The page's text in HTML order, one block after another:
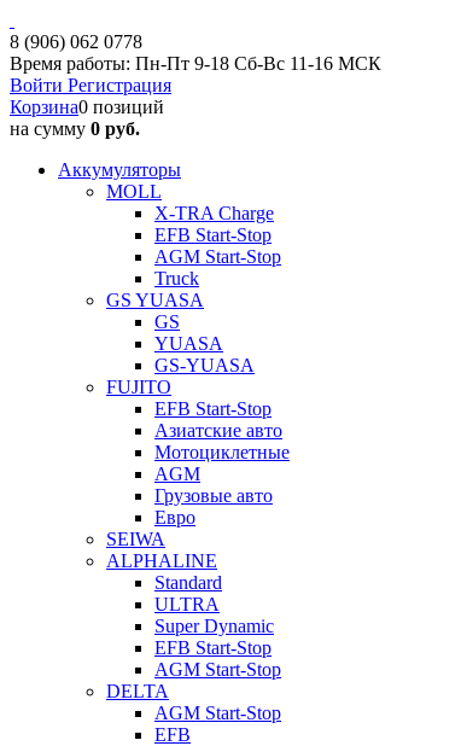
8 (906) 062 0778
Время работы: Пн-Пт 9-18 Сб-Вс 11-16 МСК
Войти Регистрация
Корзина0 позиций
на сумму 0 руб.
Аккумуляторы
MOLL
X-TRA Charge
EFB Start-Stop
AGM Start-Stop
Truck
GS YUASA
GS
YUASA
GS-YUASA
FUJITO
EFB Start-Stop
Азиатские авто
Мотоциклетные
AGM
Грузовые авто
Евро
SEIWA
ALPHALINE
Standard
ULTRA
Super Dynamic
EFB Start-Stop
AGM Start-Stop
DELTA
AGM Start-Stop
EFB